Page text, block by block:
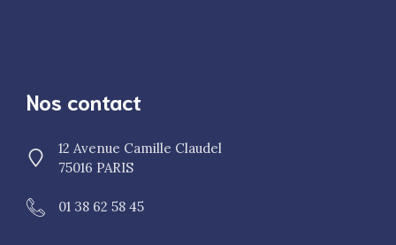
Nos contact
12 Avenue Camille Claudel
75016 PARIS
01 38 62 58 45